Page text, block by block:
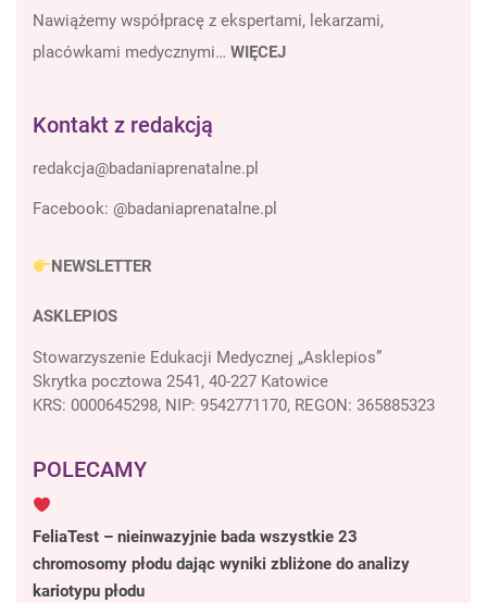
Nawiążemy współpracę z ekspertami, lekarzami,
placówkami medycznymi… WIĘCEJ
Kontakt z redakcją
Facebook: @badaniaprenatalne.pl
NEWSLETTER
ASKLEPIOS
Stowarzyszenie Edukacji Medycznej „Asklepios”
Skrytka pocztowa 2541, 40-227 Katowice
KRS: 0000645298, NIP: 9542771170, REGON: 365885323
POLECAMY
FeliaTest – nieinwazyjnie bada wszystkie 23
chromosomy płodu dając wyniki zbliżone do analizy
kariotypu płodu